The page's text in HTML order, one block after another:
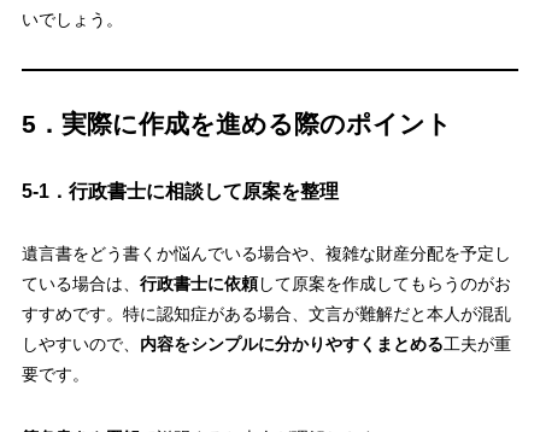
いでしょう。
5．実際に作成を進める際のポイント
5-1．行政書士に相談して原案を整理
遺言書をどう書くか悩んでいる場合や、複雑な財産分配を予定し
ている場合は、 行政書士に依頼して原案を作成してもらうのがお
すすめです。特に認知症がある場合、文言が難解だと本人が混乱
しやすいので、 内容をシンプルに分かりやすくまとめる工夫が重
要です。